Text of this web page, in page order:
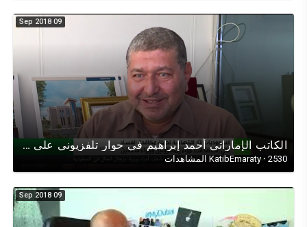
09 Sep 2018
الكاتب الإماراتي أحمد إبراهيم في حوار تلفزيوني على قناة روسيا اليوم حول الإقتصاد والفساد والإمارات
KatibEmaraty · 2530 المشاهدات
09 Sep 2018